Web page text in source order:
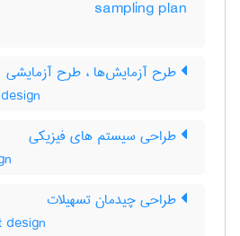
sampling plan
طرح آزمایش‌ها ، طرح آزمایشی
طراحی سیستم های فیزیکی
طراحی چیدمان تسهیلات